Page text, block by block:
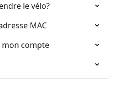
le vélo?
MAC
compte